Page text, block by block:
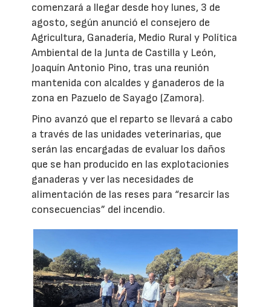
comenzará a llegar desde hoy lunes, 3 de
agosto, según anunció el consejero de
Agricultura, Ganadería, Medio Rural y Política
Ambiental de la Junta de Castilla y León,
Joaquín Antonio Pino, tras una reunión
mantenida con alcaldes y ganaderos de la
zona en Pazuelo de Sayago (Zamora).
Pino avanzó que el reparto se llevará a cabo
a través de las unidades veterinarias, que
serán las encargadas de evaluar los daños
que se han producido en las explotacionies
ganaderas y ver las necesidades de
alimentación de las reses para “resarcir las
consecuencias” del incendio.